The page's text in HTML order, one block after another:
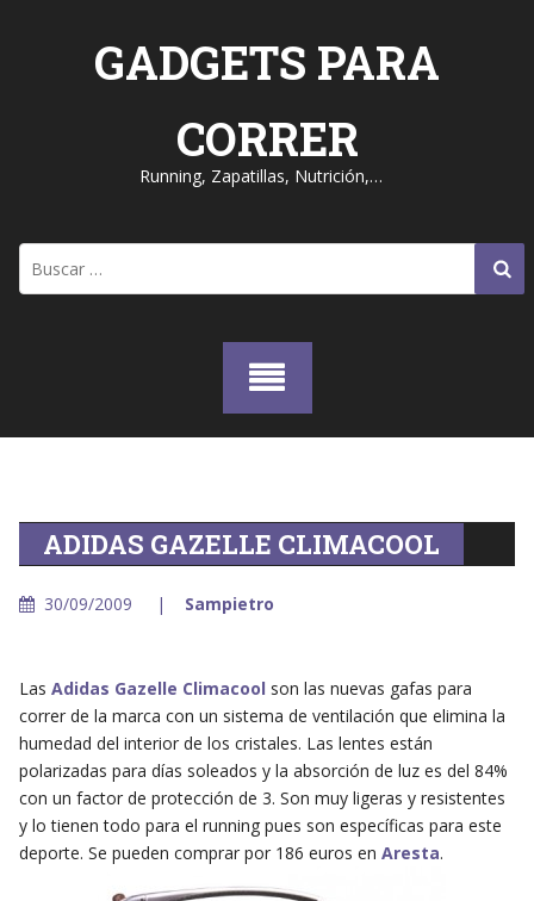
GADGETS PARA
CORRER
Running, Zapatillas, Nutrición,…
ADIDAS GAZELLE CLIMACOOL
30/09/2009 Sampietro
Las Adidas Gazelle Climacool son las nuevas gafas para
correr de la marca con un sistema de ventilación que elimina la
humedad del interior de los cristales. Las lentes están
polarizadas para días soleados y la absorción de luz es del 84%
con un factor de protección de 3. Son muy ligeras y resistentes
y lo tienen todo para el running pues son específicas para este
deporte. Se pueden comprar por 186 euros en Aresta.